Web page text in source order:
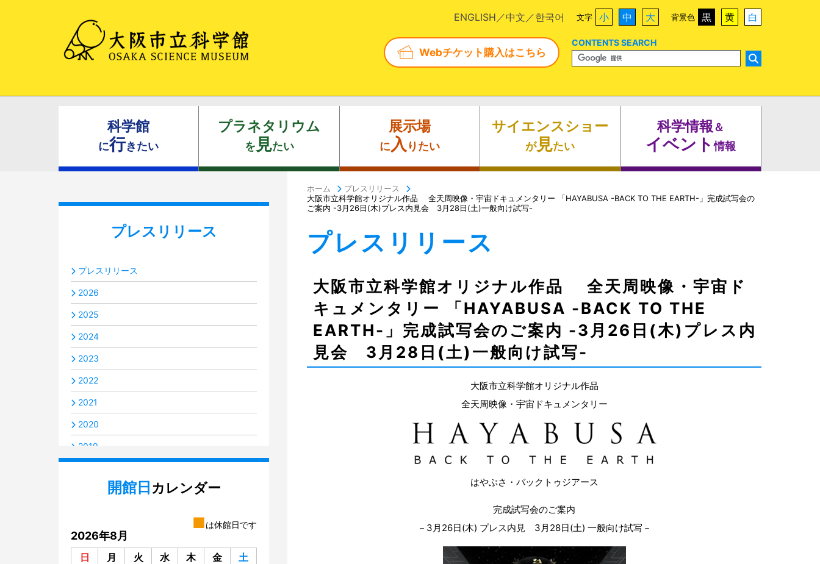
ENGLISH 中文 한국어 文字 小 中 大 背景色 黒 黄 白
Webチケット購入はこちら
CONTENTS SEARCH
科学館
に行きたい
プラネタリウム
を 見たい
展示場
に入 りたい
サイエンスショー
が見たい
科学情報＆
イベント情報
ホーム
プレスリリース
大阪市立科学館オリジナル作品 全天周映像・宇宙ドキュメンタリー 「HAYABUSA -BACK TO THE EARTH-」完成試写会の
ご案内 -3月26日(木)プレス内見会 3月28日(土)一般向け試写-
プレスリリース
大阪市立科学館オリジナル作品 全天周映像・宇宙ド
キュメンタリー 「HAYABUSA -BACK TO THE
EARTH-」完成試写会のご案内 -3月26日(木)プレス内
見会 3月28日(土)一般向け試写-
大阪市立科学館オリジナル作品
全天周映像・宇宙ドキュメンタリー
はやぶさ・バックトゥジアース
完成試写会のご案内
－3月26日(木) プレス内見 3月28日(土) 一般向け試写－
プレスリリース
プレスリリース
2026
2025
2024
2023
2022
2021
2020
2019
2014
2013
開館日 カレンダー
■は休館日です
2026年8月
日 月 火 水 木 金
土